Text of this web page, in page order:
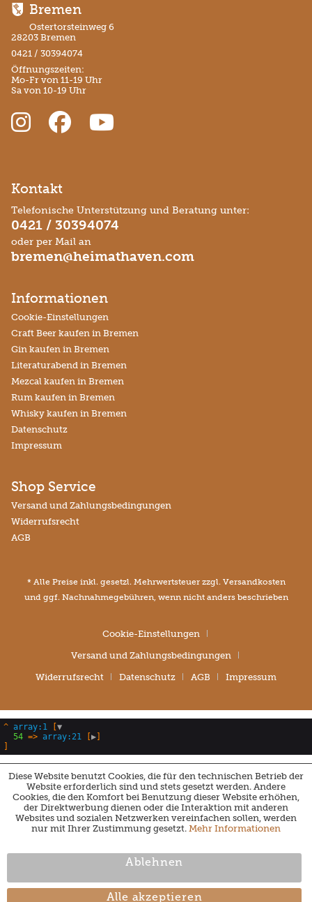
Bremen
Ostertorsteinweg 6
28203 Bremen
0421 / 30394074
Öffnungszeiten:
Mo-Fr von 11-19 Uhr
Sa von 10-19 Uhr
Kontakt
Telefonische Unterstützung und Beratung unter:
0421 / 30394074
oder per Mail an
bremen@heimathaven.com
Informationen
Cookie-Einstellungen
Craft Beer kaufen in Bremen
Gin kaufen in Bremen
Literaturabend in Bremen
Mezcal kaufen in Bremen
Rum kaufen in Bremen
Whisky kaufen in Bremen
Datenschutz
Impressum
Shop Service
Versand und Zahlungsbedingungen
Widerrufsrecht
AGB
* Alle Preise inkl. gesetzl. Mehrwertsteuer zzgl. Versandkosten
und ggf. Nachnahmegebühren, wenn nicht anders beschrieben
Cookie-Einstellungen
Versand und Zahlungsbedingungen
Widerrufsrecht Datenschutz AGB Impressum
Diese Website benutzt Cookies, die für den technischen Betrieb der
Website erforderlich sind und stets gesetzt werden. Andere
Cookies, die den Komfort bei Benutzung dieser Website erhöhen,
der Direktwerbung dienen oder die Interaktion mit anderen
Websites und sozialen Netzwerken vereinfachen sollen, werden
nur mit Ihrer Zustimmung gesetzt. Mehr Informationen
Ablehnen
Alle akzeptieren
^ array:1
▼
54 => array:21 ▶